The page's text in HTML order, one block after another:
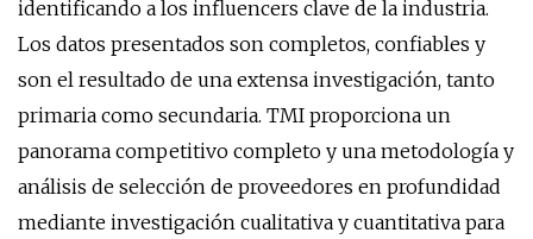
identificando a los influencers clave de la industria.
Los datos presentados son completos, confiables y
son el resultado de una extensa investigación, tanto
primaria como secundaria. TMI proporciona un
panorama competitivo completo y una metodología y
análisis de selección de proveedores en profundidad
mediante investigación cualitativa y cuantitativa para